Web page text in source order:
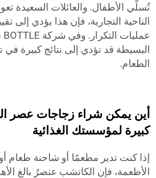
تُسلّي الأطفال. والعائلات السعيدة
الناحية التجارية، فإن هذا يؤدي إلى
البسيطة قد تؤدي إلى نتائج كبيرة
الطعام.
أين يمكن شراء زجاجات عصر
كبيرة لمؤسستك الغذائية
إذا كنت تدير مطعمًا أو شاحنة طعام
الأطعمة، فإن الكاتشب عنصرٌ بالغ